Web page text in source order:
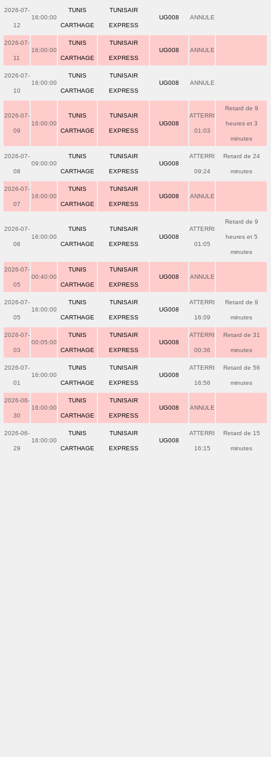
2026-07-
12
16:00:00
TUNIS
CARTHAGE
TUNISAIR
EXPRESS
UG008 ANNULE
2026-07-
11
16:00:00
TUNIS
CARTHAGE
TUNISAIR
EXPRESS
UG008 ANNULE
2026-07-
10
16:00:00
TUNIS
CARTHAGE
TUNISAIR
EXPRESS
UG008 ANNULE
2026-07-
09
16:00:00
TUNIS
CARTHAGE
TUNISAIR
EXPRESS
UG008
ATTERRI
01:03
Retard de 9
heures et 3
minutes
2026-07-
08
09:00:00
TUNIS
CARTHAGE
TUNISAIR
EXPRESS
UG008
ATTERRI
09:24
Retard de 24
minutes
2026-07-
07
16:00:00
TUNIS
CARTHAGE
TUNISAIR
EXPRESS
UG008 ANNULE
2026-07-
06
16:00:00
TUNIS
CARTHAGE
TUNISAIR
EXPRESS
UG008
ATTERRI
01:05
Retard de 9
heures et 5
minutes
2026-07-
05
00:40:00
TUNIS
CARTHAGE
TUNISAIR
EXPRESS
UG008 ANNULE
2026-07-
05
16:00:00
TUNIS
CARTHAGE
TUNISAIR
EXPRESS
UG008
ATTERRI
16:09
Retard de 9
minutes
2026-07-
03
00:05:00
TUNIS
CARTHAGE
TUNISAIR
EXPRESS
UG008
ATTERRI
00:36
Retard de 31
minutes
2026-07-
01
16:00:00
TUNIS
CARTHAGE
TUNISAIR
EXPRESS
UG008
ATTERRI
16:56
Retard de 56
minutes
2026-06-
30
16:00:00
TUNIS
CARTHAGE
TUNISAIR
EXPRESS
UG008 ANNULE
2026-06-
29
16:00:00
TUNIS
CARTHAGE
TUNISAIR
EXPRESS
UG008
ATTERRI
16:15
Retard de 15
minutes